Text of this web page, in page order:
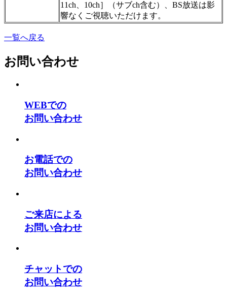
11ch、10ch］（サブch含む）、BS放送は影
響なくご視聴いただけます。
一覧へ戻る
お問い合わせ
WEBでの
お問い合わせ
お電話での
お問い合わせ
ご来店による
お問い合わせ
チャットでの
お問い合わせ